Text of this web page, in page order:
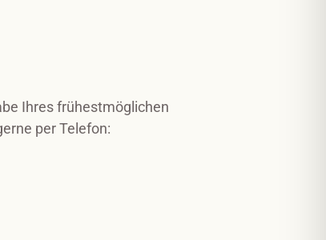
Ihres frühestmöglichen
per Telefon: